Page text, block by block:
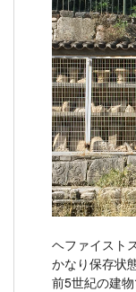
ヘファイスト
かなり保存状
前5世紀の建物